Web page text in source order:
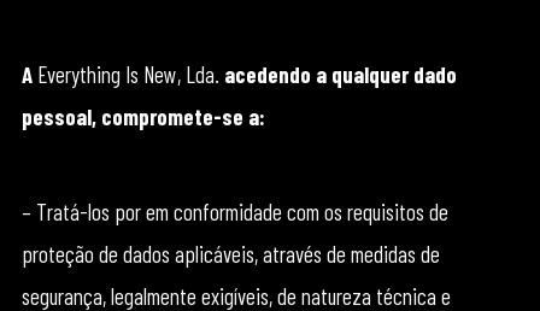
AEverything Is New, Lda. acedendo a qualquer dado
pessoal, compromete-se a:
– Tratá-los por em conformidade com os requisitos de
proteção de dados aplicáveis, através de medidas de
segurança, legalmente exigíveis, de natureza técnica e